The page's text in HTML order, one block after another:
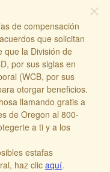
close
de compensación
que solicitan
que la División de
por sus siglas en
(WCB, por sus
otorgar beneficios.
llamando gratis a
de Oregon al 800-
a ti y a los
estafas
haz clic aquí​.